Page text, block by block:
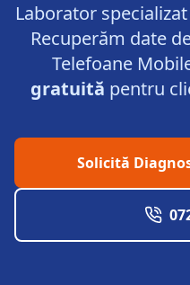
Laborator specializat
Recuperăm date
Telefoane
gratuită pentru
Solicită